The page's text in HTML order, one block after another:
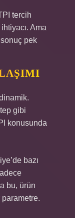
tercih
Ama
sonuç pek
gibi
konusunda
bazı
bu, ürün